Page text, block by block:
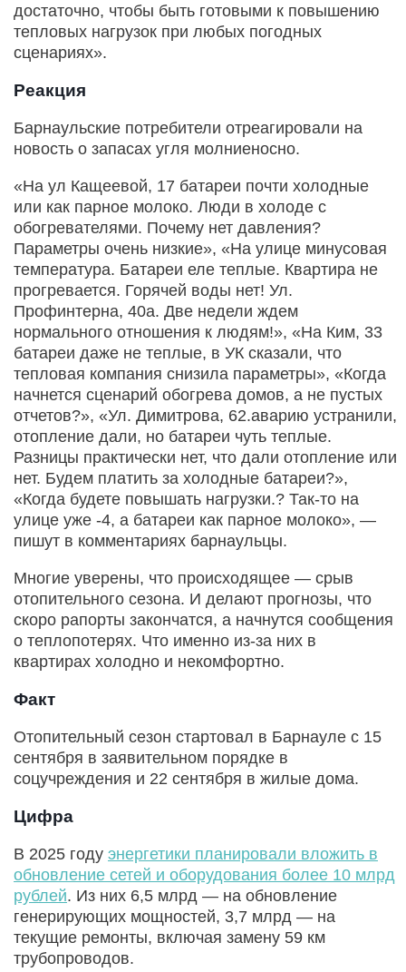
достаточно, чтобы быть готовыми к повышению
тепловых нагрузок при любых погодных
сценариях».
Реакция
Барнаульские потребители отреагировали на
новость о запасах угля молниеносно.
«На ул Кащеевой, 17 батареи почти холодные
или как парное молоко. Люди в холоде с
обогревателями. Почему нет давления?
Параметры очень низкие», «На улице минусовая
температура. Батареи еле теплые. Квартира не
прогревается. Горячей воды нет! Ул.
Профинтерна, 40а. Две недели ждем
нормального отношения к людям!», «На Ким, 33
батареи даже не теплые, в УК сказали, что
тепловая компания снизила параметры», «Когда
начнется сценарий обогрева домов, а не пустых
отчетов?», «Ул. Димитрова, 62.аварию устранили,
отопление дали, но батареи чуть теплые.
Разницы практически нет, что дали отопление или
нет. Будем платить за холодные батареи?»,
«Когда будете повышать нагрузки.? Так-то на
улице уже -4, а батареи как парное молоко», —
пишут в комментариях барнаульцы.
Многие уверены, что происходящее — срыв
отопительного сезона. И делают прогнозы, что
скоро рапорты закончатся, а начнутся сообщения
о теплопотерях. Что именно из-за них в
квартирах холодно и некомфортно.
Факт
Отопительный сезон стартовал в Барнауле с 15
сентября в заявительном порядке в
соцучреждения и 22 сентября в жилые дома.
Цифра
В 2025 году энергетики планировали вложить в
обновление сетей и оборудования более 10 млрд
рублей. Из них 6,5 млрд — на обновление
генерирующих мощностей, 3,7 млрд — на
текущие ремонты, включая замену 59 км
трубопроводов.